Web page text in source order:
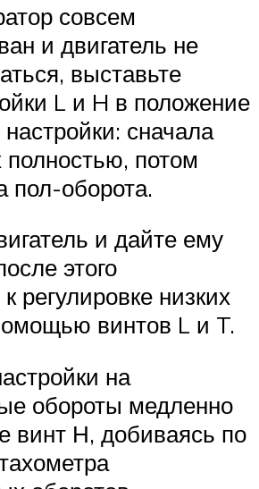
совсем
и двигатель не
выставьте
L и H в положение
сначала
полностью, потом
пол-оборота.
и дайте ему
этого
регулировке низких
винтов L и T.
на
обороты медленно
винт Н, добиваясь по